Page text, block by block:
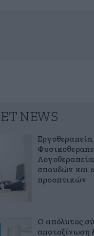
NEWS
Εργοθεραπεία,
σπουδών και
προοπτικών
Ο απόλυτος
αποτοξίνωση